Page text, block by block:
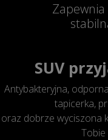
Zapewnia
SUV
Antybakteryjna,
tapicerka,
oraz dobrze wyciszona
Tobie